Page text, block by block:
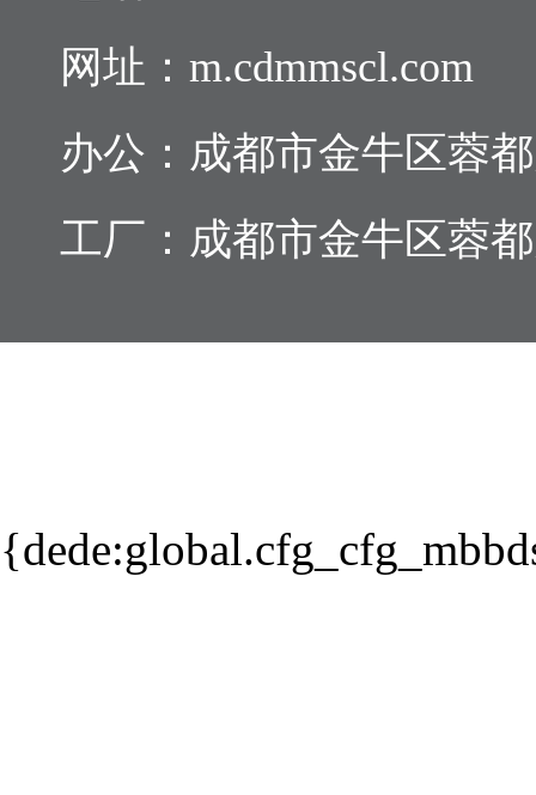
网址：m.cdmmscl.com
办公：成都市金牛区蓉
工厂：成都市金牛区蓉